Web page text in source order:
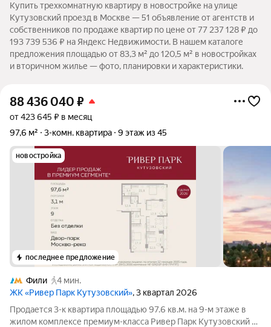
Купить трехкомнатную квартиру в новостройке на улице
Кутузовский проезд в Москве — 51 объявление от агентств и
собственников по продаже квартир по цене от 77 237 128 ₽ до
193 739 536 ₽ на Яндекс Недвижимости. В нашем каталоге
предложения площадью от 83,3 м² до 120,5 м² в новостройках
и вторичном жилье — фото, планировки и характеристики.
88 436 040 ₽
от 423 645 ₽ в месяц
97,6 м²
3-комн. квартира 9 этаж из 45
новостройка
последнее предложение
Фили
4 мин.
ЖК «Ривер Парк Кутузовский», 3 квартал 2026
Продается 3-к квартира площадью 97.6 кв.м. на 9-м этаже в
жилом комплексе премиум-класса Ривер Парк Кутузовский в